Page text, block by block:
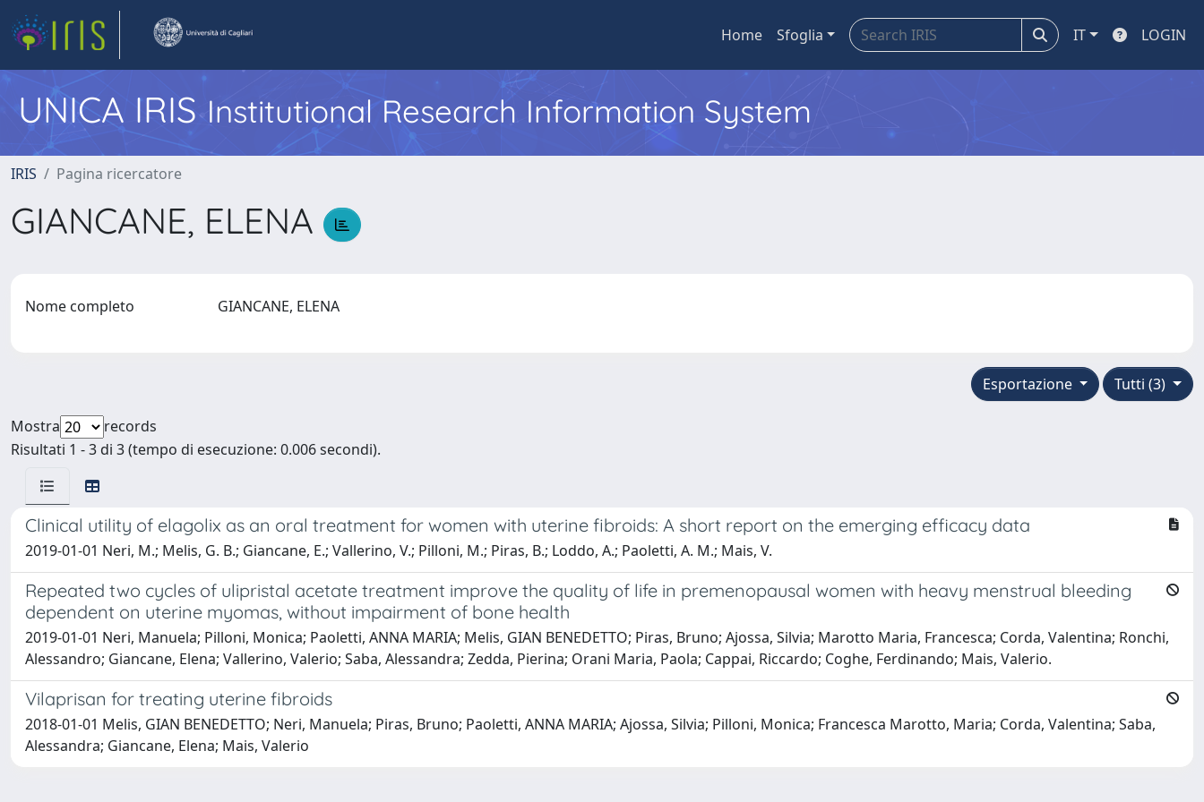
Home Sfoglia IT LOGIN
UNICA IRISInstitutional Research Information System
IRIS Pagina ricercatore
GIANCANE, ELENA
Nome completo GIANCANE, ELENA
Tutti (3)
Esportazione
Mostra
records
Risultati 1 - 3 di 3 (tempo di esecuzione: 0.006 secondi).
Clinical utility of elagolix as an oral treatment for women with uterine fibroids: A short report on the emerging efficacy data
2019-01-01 Neri, M.; Melis, G. B.; Giancane, E.; Vallerino, V.; Pilloni, M.; Piras, B.; Loddo, A.; Paoletti, A. M.; Mais, V.
Repeated two cycles of ulipristal acetate treatment improve the quality of life in premenopausal women with heavy menstrual bleeding
dependent on uterine myomas, without impairment of bone health
2019-01-01 Neri, Manuela; Pilloni, Monica; Paoletti, ANNA MARIA; Melis, GIAN BENEDETTO; Piras, Bruno; Ajossa, Silvia; Marotto Maria, Francesca; Corda, Valentina; Ronchi,
Alessandro; Giancane, Elena; Vallerino, Valerio; Saba, Alessandra; Zedda, Pierina; Orani Maria, Paola; Cappai, Riccardo; Coghe, Ferdinando; Mais, Valerio.
Vilaprisan for treating uterine fibroids
2018-01-01 Melis, GIAN BENEDETTO; Neri, Manuela; Piras, Bruno; Paoletti, ANNA MARIA; Ajossa, Silvia; Pilloni, Monica; Francesca Marotto, Maria; Corda, Valentina; Saba,
Alessandra; Giancane, Elena; Mais, Valerio